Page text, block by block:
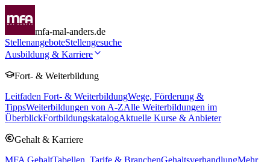
mfa-mal-anders.de
StellenangeboteStellengesuche
Ausbildung & Karriere
Fort- & Weiterbildung
Leitfaden Fort- & WeiterbildungWege, Förderung &
TippsWeiterbildungen von A-ZAlle Weiterbildungen im
ÜberblickFortbildungskatalogAktuelle Kurse & Anbieter
Gehalt & Karriere
MFA GehaltTabellen, Tarife & BranchenGehaltsverhandlungMehr